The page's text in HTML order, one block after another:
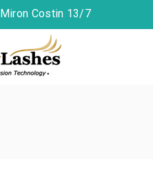
Miron Costin 13/7